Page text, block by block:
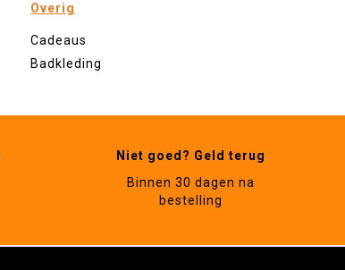
Overig
Cadeaus
Badkleding
Niet goed? Geld terug
Binnen 30 dagen na
bestelling